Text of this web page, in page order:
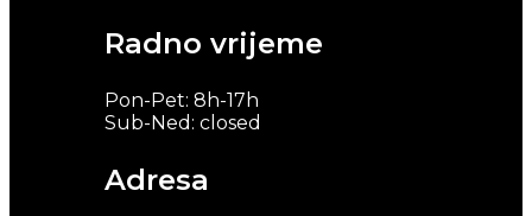
Radno vrijeme
Pon-Pet: 8h-17h
Sub-Ned: closed
Adresa